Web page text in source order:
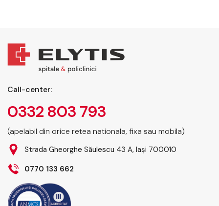
Call-center:
0332 803 793
(apelabil din orice retea nationala, fixa sau mobila)
Strada Gheorghe Săulescu 43 A, Iași 700010
0770 133 662